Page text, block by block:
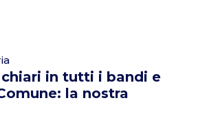
in tutti i bandi e
la nostra